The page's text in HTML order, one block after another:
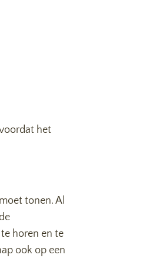
het
tonen. Al
horen en te
ook op een